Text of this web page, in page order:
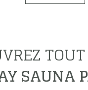
SAUNA